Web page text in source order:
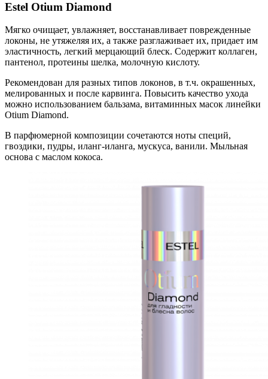
Estel Otium Diamond
Мягко очищает, увлажняет, восстанавливает поврежденные
локоны, не утяжеляя их, а также разглаживает их, придает им
эластичность, легкий мерцающий блеск. Содержит коллаген,
пантенол, протеины шелка, молочную кислоту.
Рекомендован для разных типов локонов, в т.ч. окрашенных,
мелированных и после карвинга. Повысить качество ухода
можно использованием бальзама, витаминных масок линейки
Otium Diamond.
В парфюмерной композиции сочетаются ноты специй,
гвоздики, пудры, иланг-иланга, мускуса, ванили. Мыльная
основа с маслом кокоса.